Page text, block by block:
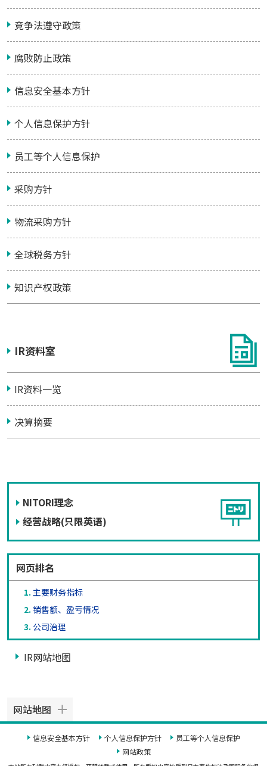
竞争法遵守政策
腐败防止政策
信息安全基本方针
个人信息保护方针
员工等个人信息保护
采购方针
物流采购方针
全球税务方针
知识产权政策
IR资料室
IR资料一览
决算摘要
NITORI理念
经营战略(只限英语)
网页排名
主要财务指标
销售额、盈亏情况
公司治理
IR网站地图
网站地图
信息安全基本方针 个人信息保护方针
员工等个人信息保护
网站政策